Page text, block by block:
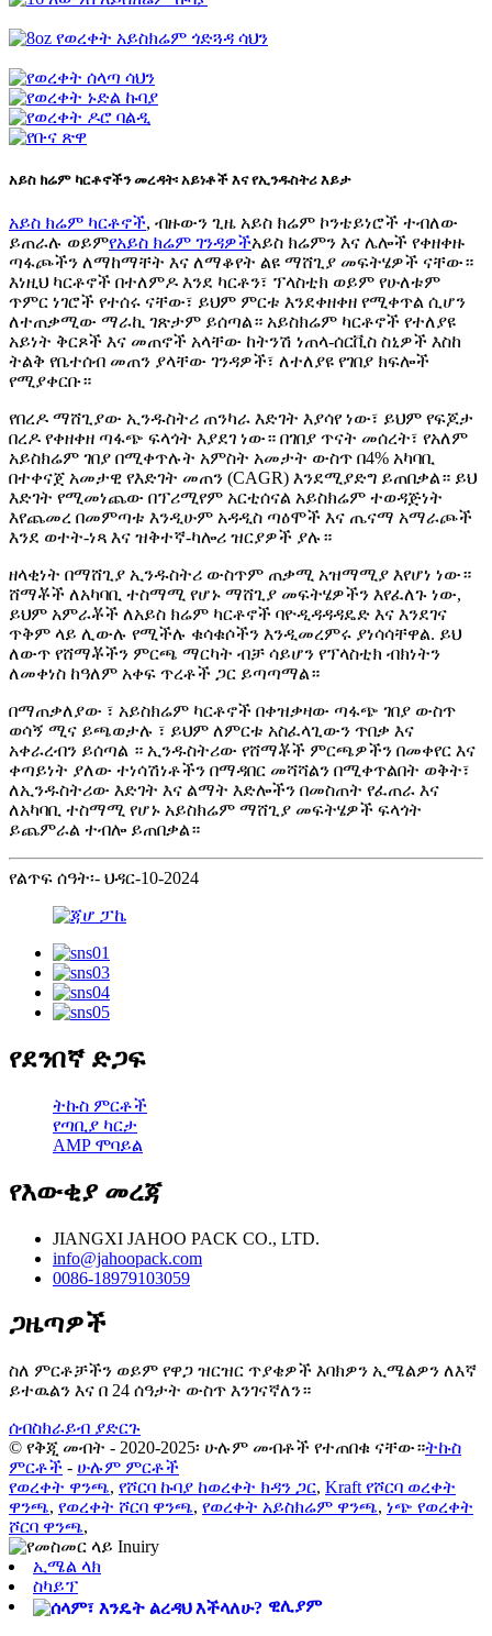
አይስ ክሬም ካርቶኖችን መረዳት፡ አይነቶች እና የኢንዱስትሪ እይታ
አይስ ክሬም ካርቶኖች, ብዙውን ጊዜ አይስ ክሬም ኮንቴይነሮች ተብለው
ይጠራሉ ወይምየአይስ ክሬም ገንዳዎችአይስ ክሬምን እና ሌሎች የቀዘቀዙ
ጣፋጮችን ለማከማቸት እና ለማቆየት ልዩ ማሸጊያ መፍትሄዎች ናቸው።
እነዚህ ካርቶኖች በተለምዶ እንደ ካርቶን፣ ፕላስቲክ ወይም የሁለቱም
ጥምር ነገሮች የተሰሩ ናቸው፣ ይህም ምርቱ እንደቀዘቀዘ የሚቀጥል ሲሆን
ለተጠቃሚው ማራኪ ገጽታም ይሰጣል። አይስክሬም ካርቶኖች የተለያዩ
አይነት ቅርጾች እና መጠኖች አላቸው ከትንሽ ነጠላ-ሰርቪስ ስኒዎች እስከ
ትልቅ የቤተሰብ መጠን ያላቸው ገንዳዎች፣ ለተለያዩ የገበያ ክፍሎች
የሚያቀርቡ።
የበረዶ ማሸጊያው ኢንዱስትሪ ጠንካራ እድገት እያሳየ ነው፣ ይህም የፍጆታ
በረዶ የቀዘቀዘ ጣፋጭ ፍላጎት እያደገ ነው። በገበያ ጥናት መሰረት፣ የአለም
አይስክሬም ገበያ በሚቀጥሉት አምስት አመታት ውስጥ በ4% አካባቢ
በተቀናጀ አመታዊ የእድገት መጠን (CAGR) እንደሚያድግ ይጠበቃል። ይህ
እድገት የሚመነጨው በፕሪሚየም አርቲሰናል አይስክሬም ተወዳጅነት
እየጨመረ በመምጣቱ እንዲሁም አዳዲስ ጣዕሞች እና ጤናማ አማራጮች
እንደ ወተት-ነጻ እና ዝቅተኛ-ካሎሪ ዝርያዎች ያሉ።
ዘላቂነት በማሸጊያ ኢንዱስትሪ ውስጥም ጠቃሚ አዝማሚያ እየሆነ ነው።
ሸማቾች ለአካባቢ ተስማሚ የሆኑ ማሸጊያ መፍትሄዎችን እየፈለጉ ነው,
ይህም አምራቾች ለአይስ ክሬም ካርቶኖች ባዮዲዳዳዳዴድ እና እንደገና
ጥቅም ላይ ሊውሉ የሚችሉ ቁሳቁሶችን እንዲመረምሩ ያነሳሳቸዋል. ይህ
ለውጥ የሸማቾችን ምርጫ ማርካት ብቻ ሳይሆን የፕላስቲክ ብክነትን
ለመቀነስ ከዓለም አቀፍ ጥረቶች ጋር ይጣጣማል።
በማጠቃለያው ፣ አይስክሬም ካርቶኖች በቀዝቃዛው ጣፋጭ ገበያ ውስጥ
ወሳኝ ሚና ይጫወታሉ ፣ ይህም ለምርቱ አስፈላጊውን ጥበቃ እና
አቀራረብን ይሰጣል ። ኢንዱስትሪው የሸማቾች ምርጫዎችን በመቀየር እና
ቀጣይነት ያለው ተነሳሽነቶችን በማዳበር መሻሻልን በሚቀጥልበት ወቅት፣
ለኢንዱስትሪው እድገት እና ልማት እድሎችን በመስጠት የፈጠራ እና
ለአካባቢ ተስማሚ የሆኑ አይስክሬም ማሸጊያ መፍትሄዎች ፍላጎት
ይጨምራል ተብሎ ይጠበቃል።
የልጥፍ ሰዓት፡- ህዳር-10-2024
የደንበኛ ድጋፍ
ትኩስ ምርቶች
የጣቢያ ካርታ
AMP ሞባይል
የእውቂያ መረጃ
JIANGXI JAHOO PACK CO., LTD.
info@jahoopack.com
0086-18979103059
ጋዜጣዎች
ስለ ምርቶቻችን ወይም የዋጋ ዝርዝር ጥያቄዎች እባክዎን ኢሜልዎን ለእኛ
ይተዉልን እና በ 24 ሰዓታት ውስጥ እንገናኛለን።
ሰብስክራይብ ያድርጉ
© የቅጂ መብት - 2020-2025፡ ሁሉም መብቶች የተጠበቁ ናቸው።ትኩስ
ምርቶች - ሁሉም ምርቶች
የወረቀት ዋንጫ, የሾርባ ኩባያ ከወረቀት ክዳን ጋር, Kraft የሾርባ ወረቀት
ዋንጫ, የወረቀት ሾርባ ዋንጫ, የወረቀት አይስክሬም ዋንጫ, ነጭ የወረቀት
ሾርባ ዋንጫ,
ኢሜል ላክ
ስካይፕ
ዊሊያም